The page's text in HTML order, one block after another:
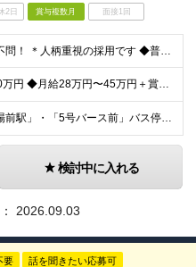
2日 賞与複数月 面接1回
＊年齢・職歴不問！ ＊人柄重視の採用です ◆普通自動車免許をお持ちの方（AT限定可/取得後1年以上） ※大型二種免許の取得費用は全額会社で負担します！ ◆学歴不問 ★こんな方を大歓迎！ ・運転が好
＊平均年収550万円 ◆月給28万円〜45万円＋賞与年2回＋各種手当 ※経験・能力を考慮。 ※固定残業代を含む（60時間分/7.9万〜8.5万円含む・超過別途支給） ※試用期間3ヶ月あり（給与は千葉
＊「大井競馬場前駅」・「5号バース前」バス停すぐ ＊マイカー・バイク通勤OK（駐車場完備/ガソリン代支給） 【東京営業所】 東京都品川区八潮2-8-9 【本社営業所】 千葉県佐倉市城内町247-1
検討中に入れる
2026.09.03
要 話を聞きたい応募可